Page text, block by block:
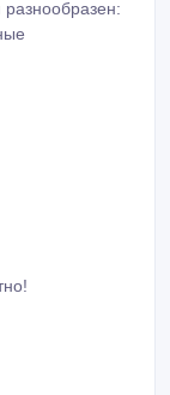
и выгодно!
и
наших